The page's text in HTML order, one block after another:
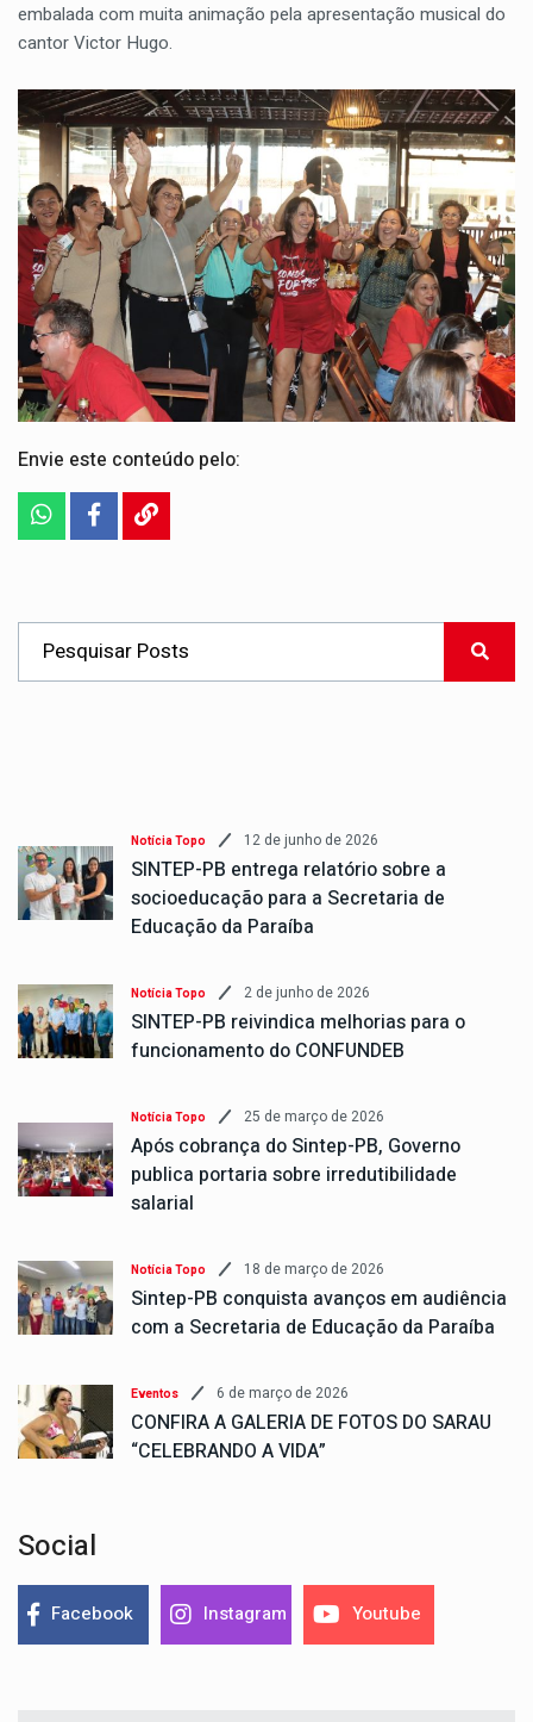
embalada com muita animação pela apresentação musical do
cantor Victor Hugo.
Envie este conteúdo pelo:
Notícia Topo 12 de junho de 2026
SINTEP-PB entrega relatório sobre a
socioeducação para a Secretaria de
Educação da Paraíba
Notícia Topo 2 de junho de 2026
SINTEP-PB reivindica melhorias para o
funcionamento do CONFUNDEB
Notícia Topo 25 de março de 2026
Após cobrança do Sintep-PB, Governo
publica portaria sobre irredutibilidade
salarial
Notícia Topo 18 de março de 2026
Sintep-PB conquista avanços em audiência
com a Secretaria de Educação da Paraíba
Eventos 6 de março de 2026
CONFIRA A GALERIA DE FOTOS DO SARAU
“CELEBRANDO A VIDA”
Social
Facebook Instagram Youtube